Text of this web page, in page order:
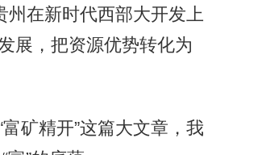
在新时代西部大开发上
展，把资源优势转化为
矿精开”这篇大文章，我